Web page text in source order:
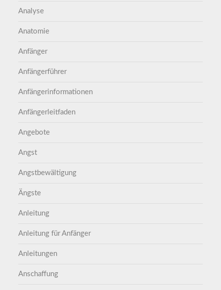
Analyse
Anatomie
Anfänger
Anfängerführer
Anfängerinformationen
Anfängerleitfaden
Angebote
Angst
Angstbewältigung
Ängste
Anleitung
Anleitung für Anfänger
Anleitungen
Anschaffung